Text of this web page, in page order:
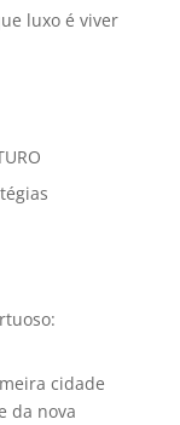
luxo é viver
cidade
da nova